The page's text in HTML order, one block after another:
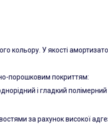
кольору. У якості
порошковим покриттям:
і гладкий
за рахунок високої